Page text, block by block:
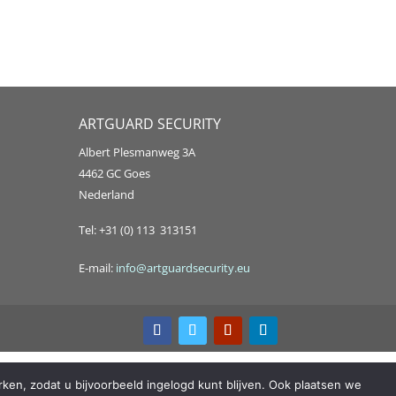
ARTGUARD SECURITY
Albert Plesmanweg 3A
4462 GC Goes
Nederland
Tel: +31 (0) 113 313151
E-mail: info@artguardsecurity.eu
zodat u bijvoorbeeld ingelogd kunt blijven. Ook plaatsen we